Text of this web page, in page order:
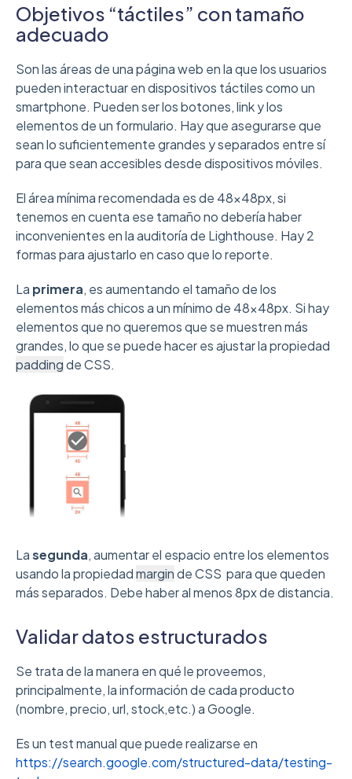
Objetivos “táctiles” con tamaño
adecuado
Son las áreas de una página web en la que los usuarios
pueden interactuar en dispositivos táctiles como un
smartphone. Pueden ser los botones, link y los
elementos de un formulario. Hay que asegurarse que
sean lo suficientemente grandes y separados entre sí
para que sean accesibles desde dispositivos móviles.
El área mínima recomendada es de 48x48px, si
tenemos en cuenta ese tamaño no debería haber
inconvenientes en la auditoría de Lighthouse. Hay 2
formas para ajustarlo en caso que lo reporte.
La primera, es aumentando el tamaño de los
elementos más chicos a un mínimo de 48x48px. Si hay
elementos que no queremos que se muestren más
grandes, lo que se puede hacer es ajustar la propiedad
paddingde CSS.
Lasegunda, aumentar el espacio entre los elementos
usando la propiedadmarginde CSS para que queden
más separados. Debe haber al menos 8px de distancia.
Validar datos estructurados
Se trata de la manera en qué le proveemos,
principalmente, la información de cada producto
(nombre, precio, url, stock,etc.) a Google.
Es un test manual que puede realizarse en
https://search.google.com/structured-data/testing-